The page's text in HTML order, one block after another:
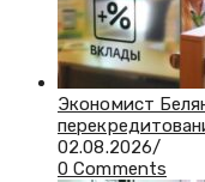
Экономист
02.08.2026/
0 Comments